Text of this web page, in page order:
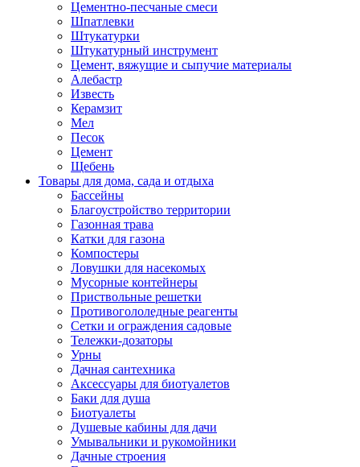
Цементно-песчаные смеси
Шпатлевки
Штукатурки
Штукатурный инструмент
Цемент, вяжущие и сыпучие материалы
Алебастр
Известь
Керамзит
Мел
Песок
Цемент
Щебень
Товары для дома, сада и отдыха
Бассейны
Благоустройство территории
Газонная трава
Катки для газона
Компостеры
Ловушки для насекомых
Мусорные контейнеры
Приствольные решетки
Противогололедные реагенты
Сетки и ограждения садовые
Тележки-дозаторы
Урны
Дачная сантехника
Аксессуары для биотуалетов
Баки для душа
Биотуалеты
Душевые кабины для дачи
Умывальники и рукомойники
Дачные строения